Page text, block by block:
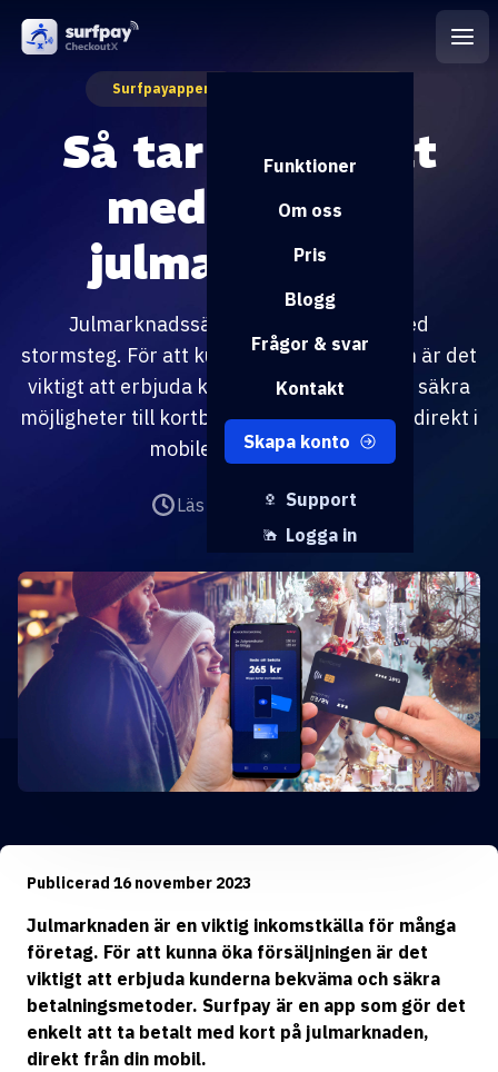
Support
Logga in
Funktioner
Om oss
Pris
Blogg
Frågor & svar
Kontakt
Skapa konto
Surfpayappen
Så tar du betalt
med kort på
julmarknaden
Julmarknadssäsongen närmar sig med
stormsteg. För att kunna öka försäljningen är det
viktigt att erbjuda kunderna bekväma och säkra
möjligheter till kortbetalning, vilket du gör direkt i
mobilen med Surfpay.
Läs det på 3 minuter
Publicerad 16 november 2023
Julmarknaden är en viktig inkomstkälla för många
företag. För att kunna öka försäljningen är det
viktigt att erbjuda kunderna bekväma och säkra
betalningsmetoder. Surfpay är en app som gör det
enkelt att ta betalt med kort på julmarknaden,
direkt från din mobil.